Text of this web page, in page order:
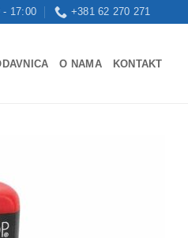
- 17:00 +381 62 270 271
O NAMA KONTAKT